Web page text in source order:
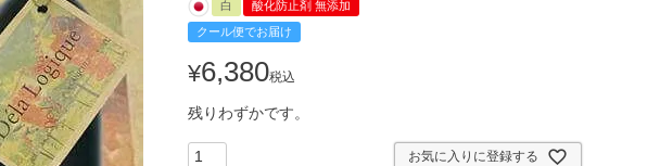
白
酸化防止剤 無添加
クール便でお届け
¥6,380税込
残りわずかです。
お気に入りに登録する